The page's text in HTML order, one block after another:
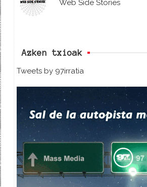
Web Side Stories
Azken txioak
Tweets by 97irratia